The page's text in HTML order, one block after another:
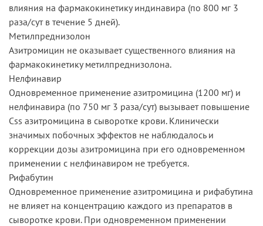
влияния на фармакокинетику индинавира (по 800 мг 3
раза/сут в течение 5 дней).
Метилпреднизолон
Азитромицин не оказывает существенного влияния на
фармакокинетику метилпреднизолона.
Нелфинавир
Одновременное применение азитромицина (1200 мг) и
нелфинавира (по 750 мг 3 раза/сут) вызывает повышение
Css азитромицина в сыворотке крови. Клинически
значимых побочных эффектов не наблюдалось и
коррекции дозы азитромицина при его одновременном
применении с нелфинавиром не требуется.
Рифабутин
Одновременное применение азитромицина и рифабутина
не влияет на концентрацию каждого из препаратов в
сыворотке крови. При одновременном применении